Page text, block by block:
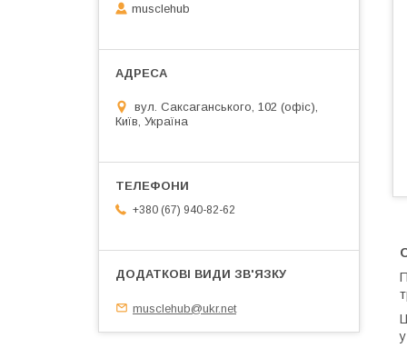
musclehub
вул. Саксаганського, 102 (офіс),
Київ, Україна
+380 (67) 940-82-62
musclehub@ukr.net